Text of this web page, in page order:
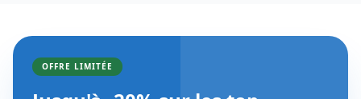
OFFRE LIMITÉE